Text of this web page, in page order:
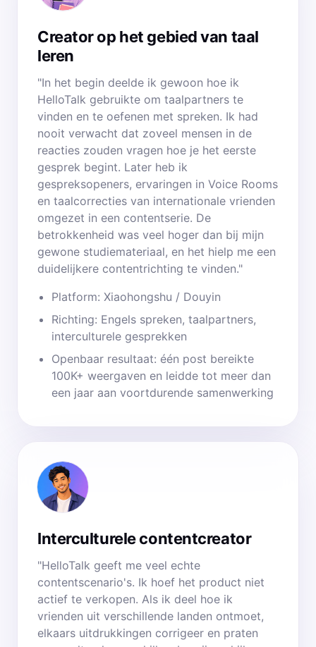
Creator op het gebied van taal
leren
"In het begin deelde ik gewoon hoe ik
HelloTalk gebruikte om taalpartners te
vinden en te oefenen met spreken. Ik had
nooit verwacht dat zoveel mensen in de
reacties zouden vragen hoe je het eerste
gesprek begint. Later heb ik
gespreksopeners, ervaringen in Voice Rooms
en taalcorrecties van internationale vrienden
omgezet in een contentserie. De
betrokkenheid was veel hoger dan bij mijn
gewone studiemateriaal, en het hielp me een
duidelijkere contentrichting te vinden."
Platform: Xiaohongshu / Douyin
Richting: Engels spreken, taalpartners,
interculturele gesprekken
Openbaar resultaat: één post bereikte
100K+ weergaven en leidde tot meer dan
een jaar aan voortdurende samenwerking
Interculturele contentcreator
"HelloTalk geeft me veel echte
contentscenario's. Ik hoef het product niet
actief te verkopen. Als ik deel hoe ik
vrienden uit verschillende landen ontmoet,
elkaars uitdrukkingen corrigeer en praten